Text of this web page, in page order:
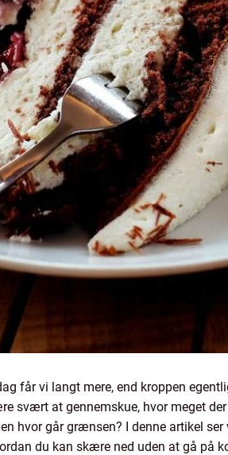
får vi langt mere, end kroppen
svært at gennemskue, hvor meget
hvor går grænsen? I denne artikel
du kan skære ned uden at gå på